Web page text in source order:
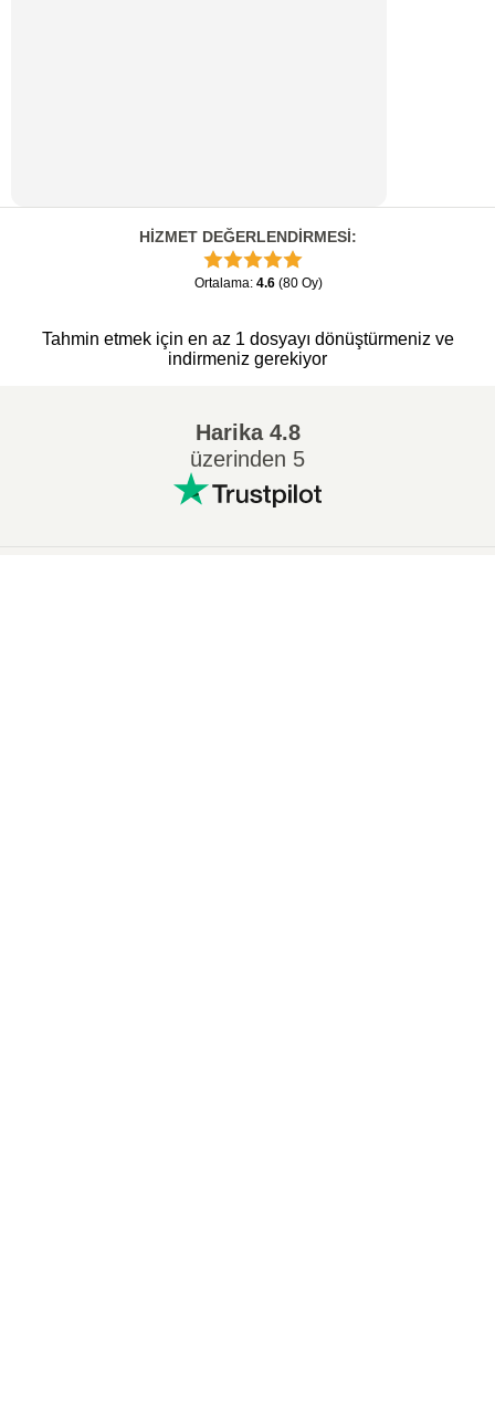
HİZMET DEĞERLENDİRMESİ:
Ortalama: 4.6 (80 Oy)
Tahmin etmek için en az 1 dosyayı dönüştürmeniz ve
indirmeniz gerekiyor
Harika4.8
üzerinden 5